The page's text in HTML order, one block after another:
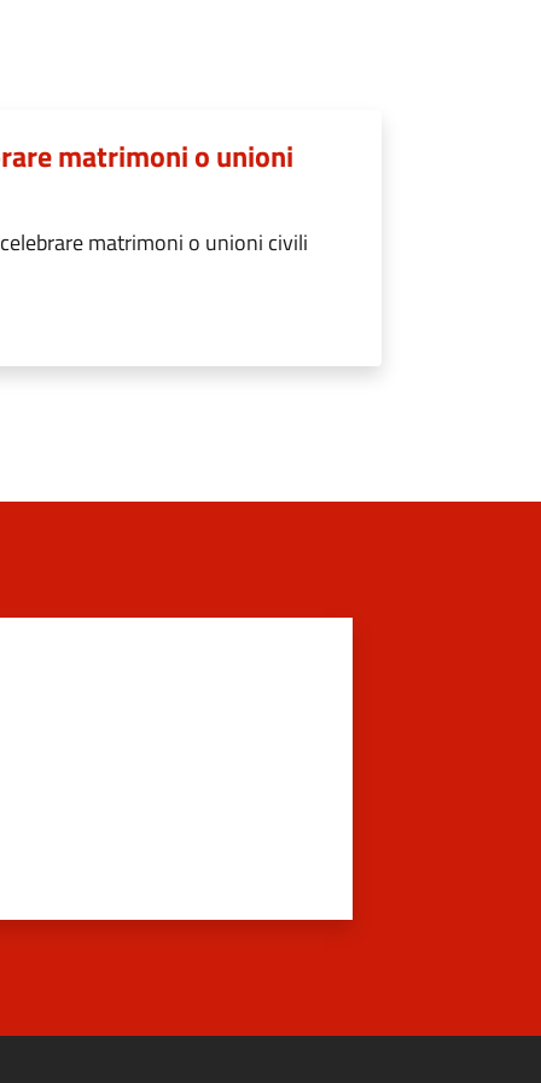
matrimoni o unioni
matrimoni o unioni civili